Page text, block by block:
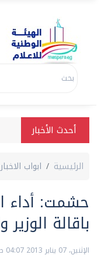
أحدث الأخبار
الرئيسية ابواب الاخبار
حشمت: أداء
باقالة
الإثنين، 07 يناير 2013 04:07 ص